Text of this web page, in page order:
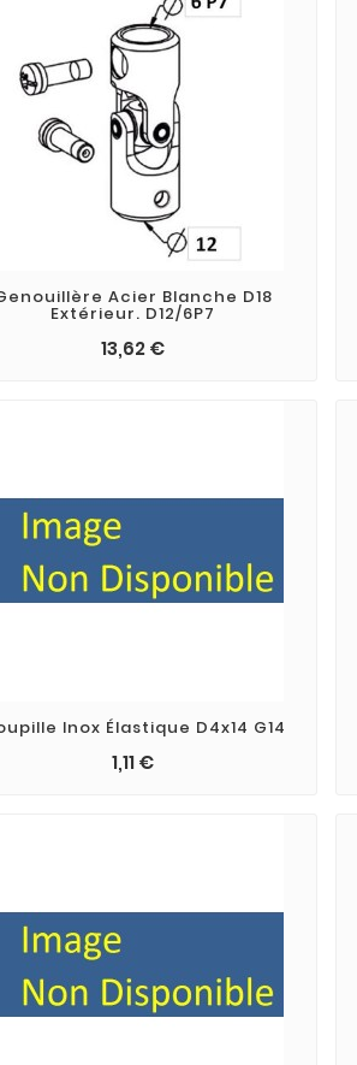
Acier Blanche D18
Extérieur. D12/6P7
13,62 €
Inox Élastique D4x14 G14
1,11 €